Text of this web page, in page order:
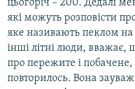
цьогоріч – 200. Дедалі
які можуть розповісти
яке називають пеклом на
інші літні люди, вважає,
про пережите і
повторилось. Вона